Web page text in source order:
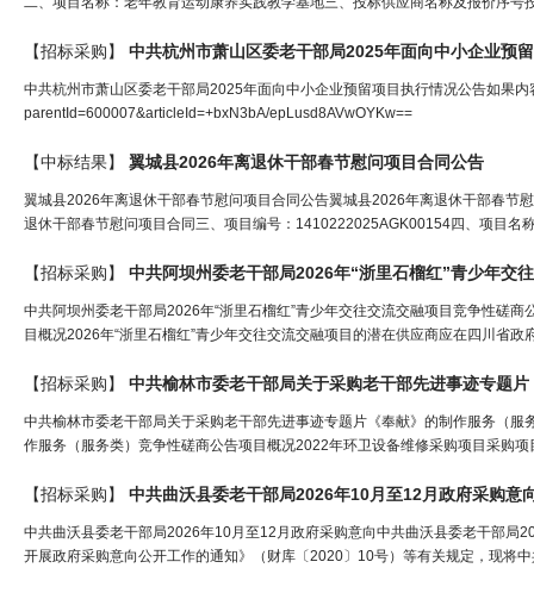
【招标采购】 中共杭州市萧山区委老干部局2025年面向中小企业预
中共杭州市萧山区委老干部局2025年面向中小企业预留项目执行情况公告如果
parentId=600007&articleId=+bxN3bA/epLusd8AVwOYKw==
【中标结果】 翼城县2026年离退休干部春节慰问项目合同公告
翼城县2026年离退休干部春节慰问项目合同公告翼城县2026年离退休干部春
退休干部春节慰问项目合同三、项目编号：1410222025AGK00154四、项目名
【招标采购】 中共阿坝州委老干部局2026年“浙里石榴红”青少年交
中共阿坝州委老干部局2026年“浙里石榴红”青少年交往交流交融项目竞争性磋
目概况2026年“浙里石榴红”青少年交往交流交融项目的潜在供应商应在四川省
【招标采购】 中共榆林市委老干部局关于采购老干部先进事迹专题
中共榆林市委老干部局关于采购老干部先进事迹专题片《奉献》的制作服务（
作服务（服务类）竞争性磋商公告项目概况2022年环卫设备维修采购项目采购
【招标采购】 中共曲沃县委老干部局2026年10月至12月政府采购意
中共曲沃县委老干部局2026年10月至12月政府采购意向中共曲沃县委老干部
开展政府采购意向公开工作的通知》（财库〔2020〕10号）等有关规定，现将